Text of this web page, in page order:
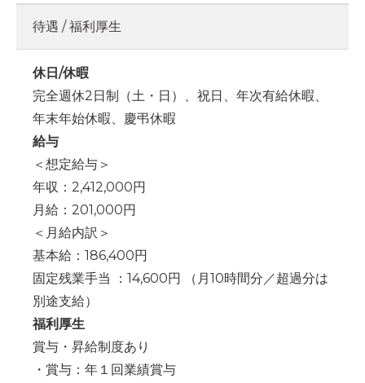
待遇 / 福利厚生
休日/休暇
完全週休2日制（土・日）、祝日、年次有給休暇、
年末年始休暇、慶弔休暇
給与
＜想定給与＞
年収：2,412,000円
月給：201,000円
＜月給内訳＞
基本給：186,400円
固定残業手当 ：14,600円 （月10時間分／超過分は
別途支給）
福利厚生
賞与・昇給制度あり
・賞与：年１回業績賞与